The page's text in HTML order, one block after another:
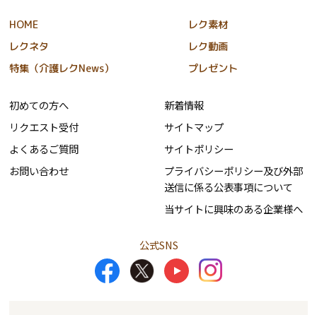
HOME
レク素材
レクネタ
レク動画
特集（介護レクNews）
プレゼント
初めての方へ
リクエスト受付
よくあるご質問
お問い合わせ
新着情報
サイトマップ
サイトポリシー
プライバシーポリシー及び外部
送信に係る公表事項について
当サイトに興味のある企業様へ
公式SNS